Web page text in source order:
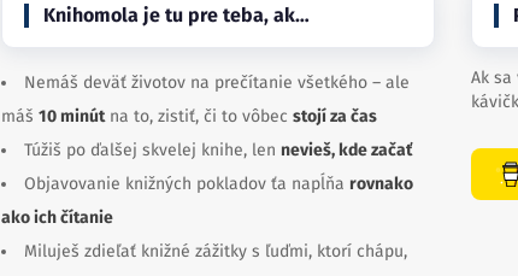
Knihomola je tu pre teba, ak…
Nemáš deväť životov na prečítanie všetkého – ale
máš 10 minútna to, zistiť, či to vôbec stojí za čas
Túžiš po ďalšej skvelej knihe, len nevieš, kde začať
Objavovanie knižných pokladov ťa napĺňa rovnako
ako ich čítanie
Miluješ zdieľať knižné zážitky s ľuďmi, ktorí chápu,
Ak